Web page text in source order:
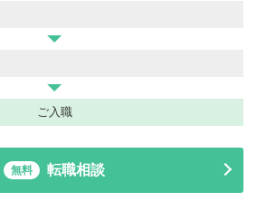
ご入職
無料 転職相談